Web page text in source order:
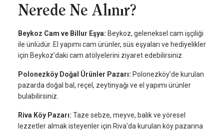
Nerede Ne Alınır?
Beykoz Cam ve Billur Eşya: Beykoz, geleneksel cam işçiliği
ile ünlüdür. El yapımı cam ürünler, süs eşyaları ve hediyelikler
için Beykoz’daki cam atölyelerini ziyaret edebilirsiniz.
Polonezköy Doğal Ürünler Pazarı: Polonezköy’de kurulan
pazarda doğal bal, reçel, zeytinyağı ve el yapımı ürünler
bulabilirsiniz.
Riva Köy Pazarı: Taze sebze, meyve, balık ve yöresel
lezzetler almak isteyenler için Riva’da kurulan köy pazarına